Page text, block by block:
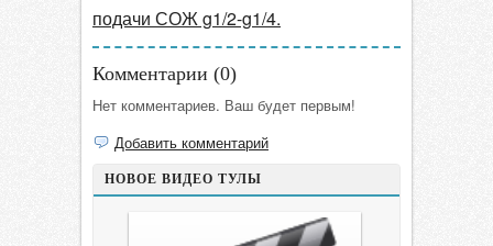
подачи СОЖ g1/2-g1/4.
Комментарии (0)
Нет комментариев. Ваш будет первым!
Добавить комментарий
НОВОЕ ВИДЕО ТУЛЫ